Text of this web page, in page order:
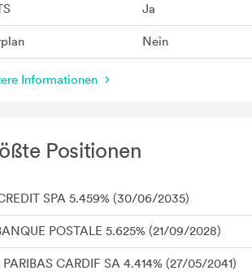
Ja
Nein
Informationen
Positionen
SPA 5.459% (30/06/2035)
POSTALE 5.625% (21/09/2028)
PARIBAS CARDIF SA 4.414% (27/05/2041)